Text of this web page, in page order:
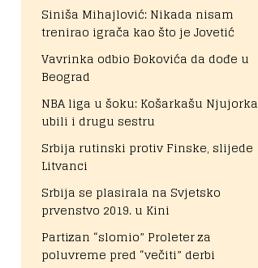
Siniša Mihajlović: Nikada nisam
trenirao igrača kao što je Jovetić
Vavrinka odbio Đokovića da dođe u
Beograd
NBA liga u šoku: Košarkašu Njujorka
ubili i drugu sestru
Srbija rutinski protiv Finske, slijede
Litvanci
Srbija se plasirala na Svjetsko
prvenstvo 2019. u Kini
Partizan “slomio” Proleter za
poluvreme pred “večiti” derbi